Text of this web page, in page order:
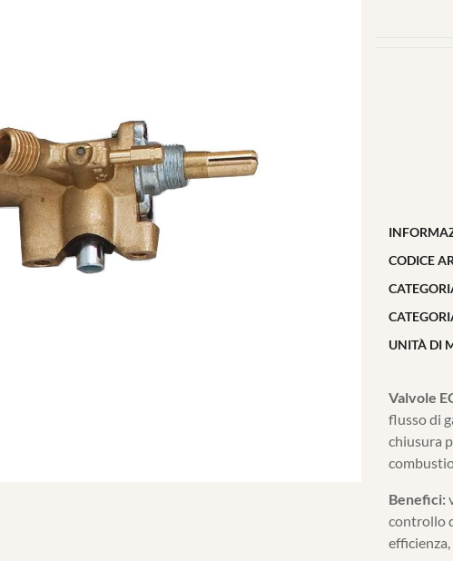
CODICE
UNITÀ DI
Valvole
flusso di
chiusura
Benefici:
controllo